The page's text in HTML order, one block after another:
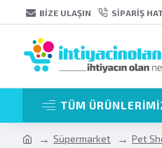
BIZE ULAŞIN SIPARIŞ
TÜM
Süpermarket Pet